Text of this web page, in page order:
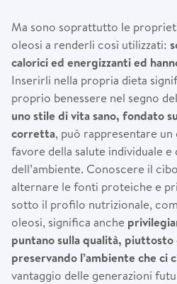
Ma sono soprattutto le
oleosi a renderli così utilizzati:
calorici ed energizzanti ed
Inserirli nella propria dieta
proprio benessere nel segno
uno stile di vita sano, fondato
corretta, può rappresentare
favore della salute individuale
dell’ambiente. Conoscere il
alternare le fonti proteiche e
sotto il profilo nutrizionale,
oleosi, significa anche
puntano sulla qualità, piuttosto
preservando l’ambiente che ci
vantaggio delle generazioni